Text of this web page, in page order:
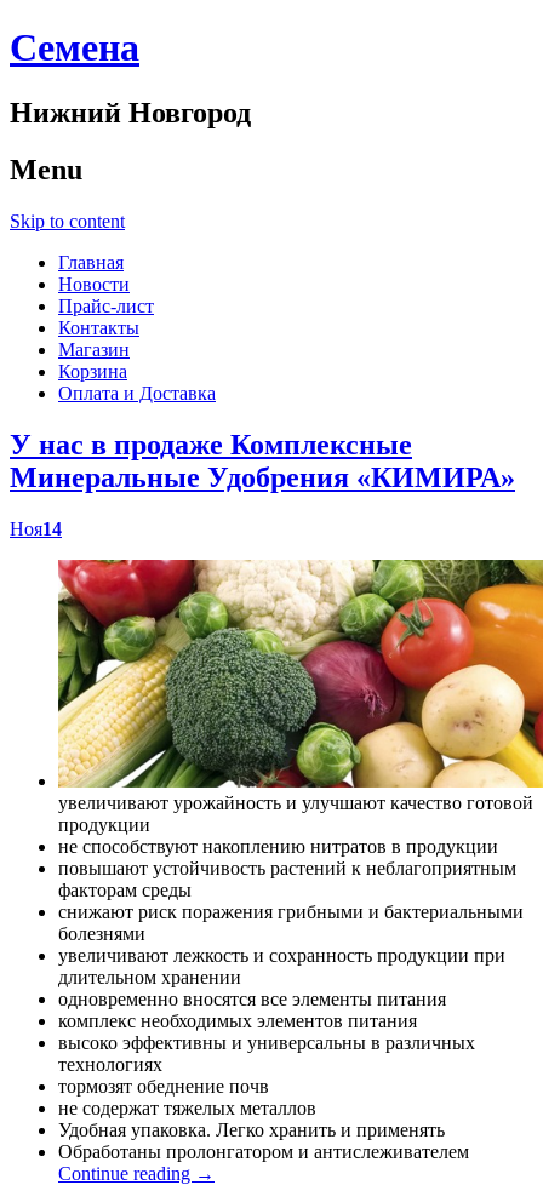
Cемена
Нижний Новгород
Menu
Skip to content
Главная
Новости
Прайс-лист
Контакты
Магазин
Корзина
Оплата и Доставка
У нас в продаже Комплексные
Минеральные Удобрения «КИМИРА»
Ноя14
увеличивают урожайность и улучшают качество готовой
продукции
не способствуют накоплению нитратов в продукции
повышают устойчивость растений к неблагоприятным
факторам среды
снижают риск поражения грибными и бактериальными
болезнями
увеличивают лежкость и сохранность продукции при
длительном хранении
одновременно вносятся все элементы питания
комплекс необходимых элементов питания
высоко эффективны и универсальны в различных
технологиях
тормозят обеднение почв
не содержат тяжелых металлов
Удобная упаковка. Легко хранить и применять
Обработаны пролонгатором и антислеживателем
Continue reading →